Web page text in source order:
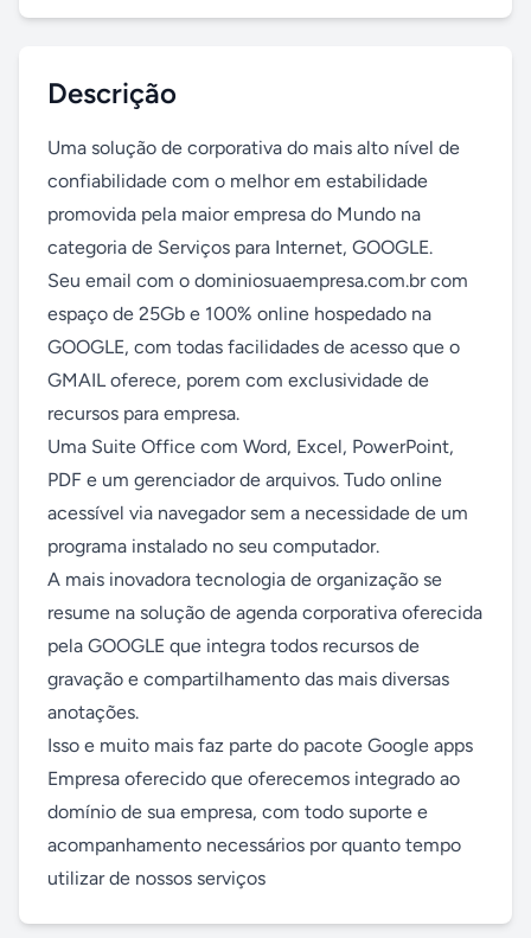
Descrição
Uma solução de corporativa do mais alto nível de
confiabilidade com o melhor em estabilidade
promovida pela maior empresa do Mundo na
categoria de Serviços para Internet, GOOGLE.
Seu email com o dominiosuaempresa.com.br com
espaço de 25Gb e 100% online hospedado na
GOOGLE, com todas facilidades de acesso que o
GMAIL oferece, porem com exclusividade de
recursos para empresa.
Uma Suite Office com Word, Excel, PowerPoint,
PDF e um gerenciador de arquivos. Tudo online
acessível via navegador sem a necessidade de um
programa instalado no seu computador.
A mais inovadora tecnologia de organização se
resume na solução de agenda corporativa oferecida
pela GOOGLE que integra todos recursos de
gravação e compartilhamento das mais diversas
anotações.
Isso e muito mais faz parte do pacote Google apps
Empresa oferecido que oferecemos integrado ao
domínio de sua empresa, com todo suporte e
acompanhamento necessários por quanto tempo
utilizar de nossos serviços